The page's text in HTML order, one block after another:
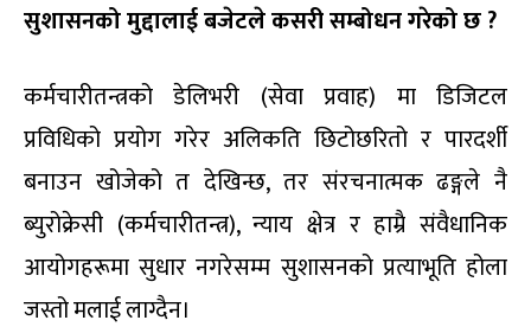
सुशासनको मुद्दालाई बजेटले कसरी सम्बोधन गरेको छ ?
कर्मचारीतन्त्रको डेलिभरी (सेवा प्रवाह) मा डिजिटल
प्रविधिको प्रयोग गरेर अलिकति छिटोछरितो र पारदर्शी
बनाउन खोजेको त देखिन्छ, तर संरचनात्मक ढङ्गले नै
ब्युरोक्रेसी (कर्मचारीतन्त्र), न्याय क्षेत्र र हाम्रै संवैधानिक
आयोगहरूमा सुधार नगरेसम्म सुशासनको प्रत्याभूति होला
जस्तो मलाई लाग्दैन।